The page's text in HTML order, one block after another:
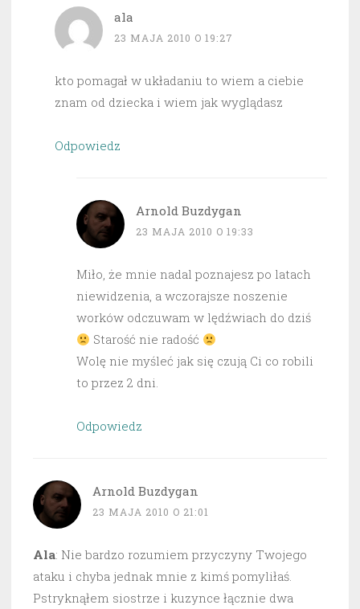
ala
23 MAJA 2010 O 19:27
kto pomagał w układaniu to wiem a ciebie
znam od dziecka i wiem jak wyglądasz
Odpowiedz
Arnold Buzdygan
23 MAJA 2010 O 19:33
Miło, że mnie nadal poznajesz po latach
niewidzenia, a wczorajsze noszenie
worków odczuwam w lędźwiach do dziś
Starość nie radość
Wolę nie myśleć jak się czują Ci co robili
to przez 2 dni.
Odpowiedz
Arnold Buzdygan
23 MAJA 2010 O 21:01
Ala: Nie bardzo rozumiem przyczyny Twojego
ataku i chyba jednak mnie z kimś pomyliłaś.
Pstryknąłem siostrze i kuzynce łącznie dwa